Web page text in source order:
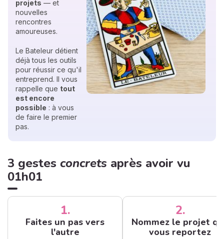
projets — et
nouvelles
rencontres
amoureuses.
Le Bateleur détient
déjà tous les outils
pour réussir ce qu'il
entreprend. Il vous
rappelle que tout
est encore
possible : à vous
de faire le premier
pas.
3 gestes concrets après avoir vu
01h01
1.
Faites un pas vers
l'autre
2.
Nommez le projet
vous reportez